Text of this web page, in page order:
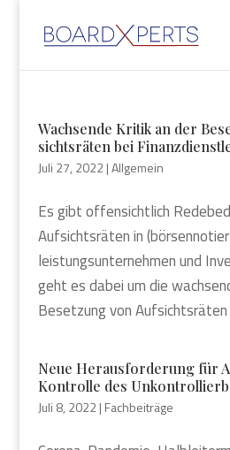
Wach­sen­de Kri­tik an der
sichts­rä­ten bei
Juli 27, 2022|Allgemein
Es gibt offen­sicht­lich
Auf­sichts­rä­ten in
leis­tungs­un­ter­neh­men und
geht es dabei um die
Beset­zung von Auf­sichts­rä­ten
Neue Her­aus­for­de­rung für
Kon­trol­le des
Juli 8, 2022| Fachbeiträge